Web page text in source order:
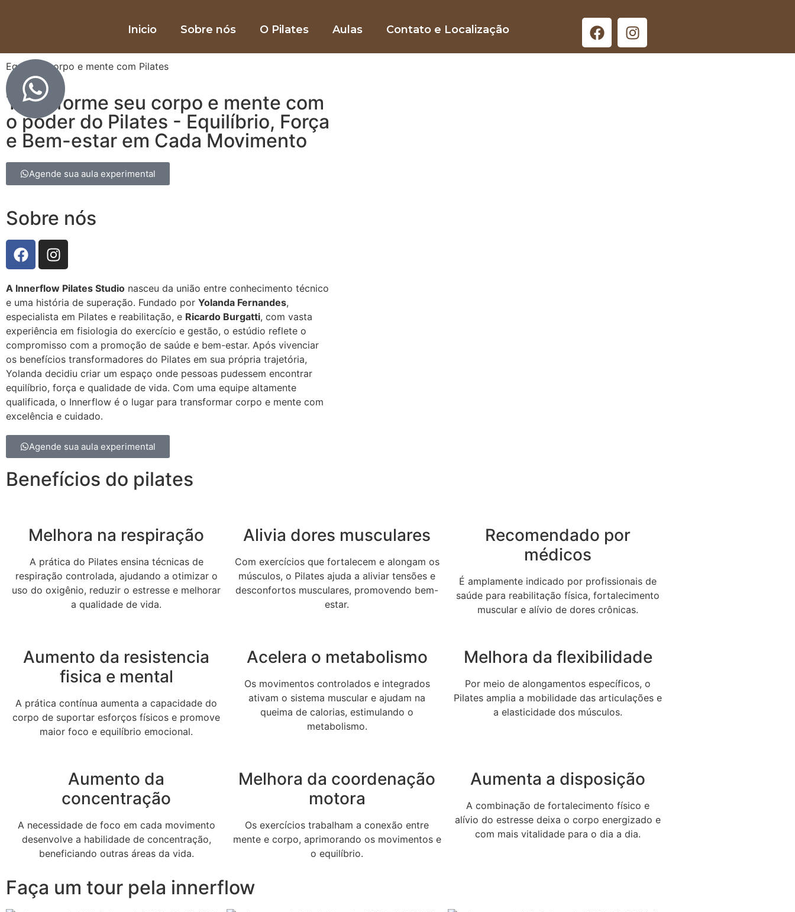
Inicio Sobre nós O Pilates Aulas Contato e Localização
Equilibre corpo e mente com Pilates
Transforme seu corpo e mente com
o poder do Pilates - Equilíbrio, Força
e Bem-estar em Cada Movimento
Agende sua aula experimental
Sobre nós
A Innerflow Pilates Studio nasceu da união entre conhecimento técnico
e uma história de superação. Fundado por Yolanda Fernandes,
especialista em Pilates e reabilitação, e Ricardo Burgatti, com vasta
experiência em fisiologia do exercício e gestão, o estúdio reflete o
compromisso com a promoção de saúde e bem-estar. Após vivenciar
os benefícios transformadores do Pilates em sua própria trajetória,
Yolanda decidiu criar um espaço onde pessoas pudessem encontrar
equilíbrio, força e qualidade de vida. Com uma equipe altamente
qualificada, o Innerflow é o lugar para transformar corpo e mente com
excelência e cuidado.
Agende sua aula experimental
Benefícios do pilates
Melhora na respiração
A prática do Pilates ensina técnicas de
respiração controlada, ajudando a otimizar o
uso do oxigênio, reduzir o estresse e melhorar
a qualidade de vida.
Alivia dores musculares
Com exercícios que fortalecem e alongam os
músculos, o Pilates ajuda a aliviar tensões e
desconfortos musculares, promovendo bem-
estar.
Recomendado por
médicos
É amplamente indicado por profissionais de
saúde para reabilitação física, fortalecimento
muscular e alívio de dores crônicas.
Aumento da resistencia
fisica e mental
A prática contínua aumenta a capacidade do
corpo de suportar esforços físicos e promove
maior foco e equilíbrio emocional.
Acelera o metabolismo
Os movimentos controlados e integrados
ativam o sistema muscular e ajudam na
queima de calorias, estimulando o
metabolismo.
Melhora da flexibilidade
Por meio de alongamentos específicos, o
Pilates amplia a mobilidade das articulações e
a elasticidade dos músculos.
Aumento da
concentração
A necessidade de foco em cada movimento
desenvolve a habilidade de concentração,
beneficiando outras áreas da vida.
Melhora da coordenação
motora
Os exercícios trabalham a conexão entre
mente e corpo, aprimorando os movimentos e
o equilíbrio.
Aumenta a disposição
A combinação de fortalecimento físico e
alívio do estresse deixa o corpo energizado e
com mais vitalidade para o dia a dia.
Faça um tour pela innerflow